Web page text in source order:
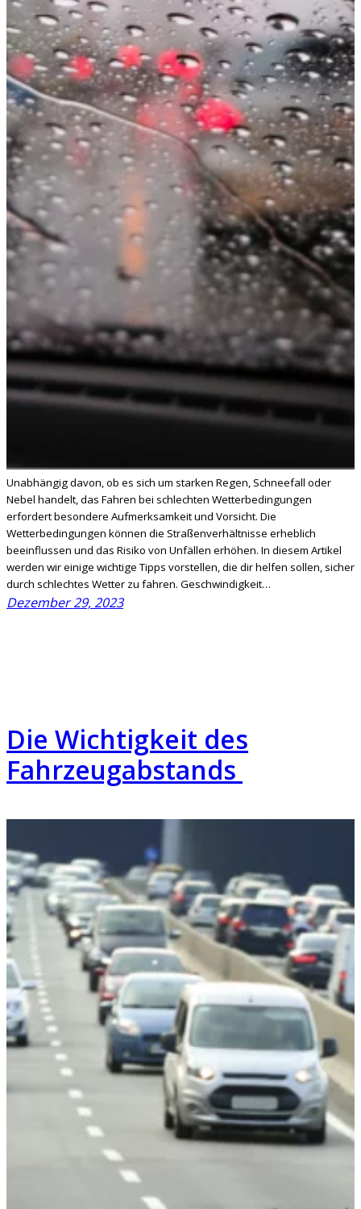
Unabhängig davon, ob es sich um starken Regen, Schneefall oder
Nebel handelt, das Fahren bei schlechten Wetterbedingungen
erfordert besondere Aufmerksamkeit und Vorsicht. Die
Wetterbedingungen können die Straßenverhältnisse erheblich
beeinflussen und das Risiko von Unfällen erhöhen. In diesem Artikel
werden wir einige wichtige Tipps vorstellen, die dir helfen sollen, sicher
durch schlechtes Wetter zu fahren. Geschwindigkeit…
Dezember 29, 2023
Die Wichtigkeit des
Fahrzeugabstands